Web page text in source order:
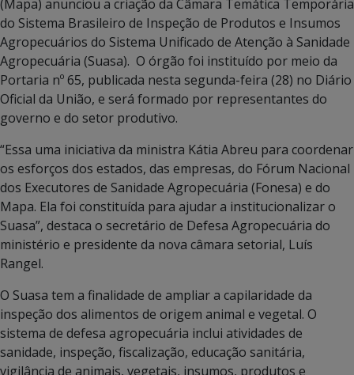
(Mapa) anunciou a criação da Câmara Temática Temporária
do Sistema Brasileiro de Inspeção de Produtos e Insumos
Agropecuários do Sistema Unificado de Atenção à Sanidade
Agropecuária (Suasa). O órgão foi instituído por meio da
Portaria nº 65, publicada nesta segunda-feira (28) no Diário
Oficial da União, e será formado por representantes do
governo e do setor produtivo.
“Essa uma iniciativa da ministra Kátia Abreu para coordenar
os esforços dos estados, das empresas, do Fórum Nacional
dos Executores de Sanidade Agropecuária (Fonesa) e do
Mapa. Ela foi constituída para ajudar a institucionalizar o
Suasa”, destaca o secretário de Defesa Agropecuária do
ministério e presidente da nova câmara setorial, Luís
Rangel.
O Suasa tem a finalidade de ampliar a capilaridade da
inspeção dos alimentos de origem animal e vegetal. O
sistema de defesa agropecuária inclui atividades de
sanidade, inspeção, fiscalização, educação sanitária,
vigilância de animais, vegetais, insumos, produtos e